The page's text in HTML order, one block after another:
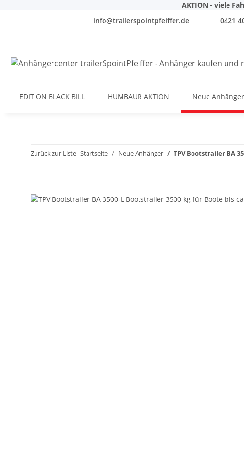
AKTION - viele
info@trailerspointpfeiffer.de
0421
EDITION BLACK BILL HUMBAUR AKTION Neue Anhänger
Zurück zur Liste Startseite Neue Anhänger TPV Bootstrailer BA